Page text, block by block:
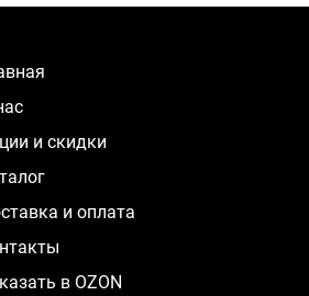
нас
и скидки
и оплата
в OZON